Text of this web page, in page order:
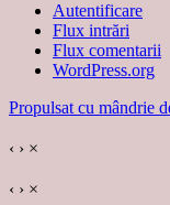
Autentificare
Flux intrări
Flux comentarii
WordPress.org
Propulsat cu mândrie
‹ › ×
‹ › ×